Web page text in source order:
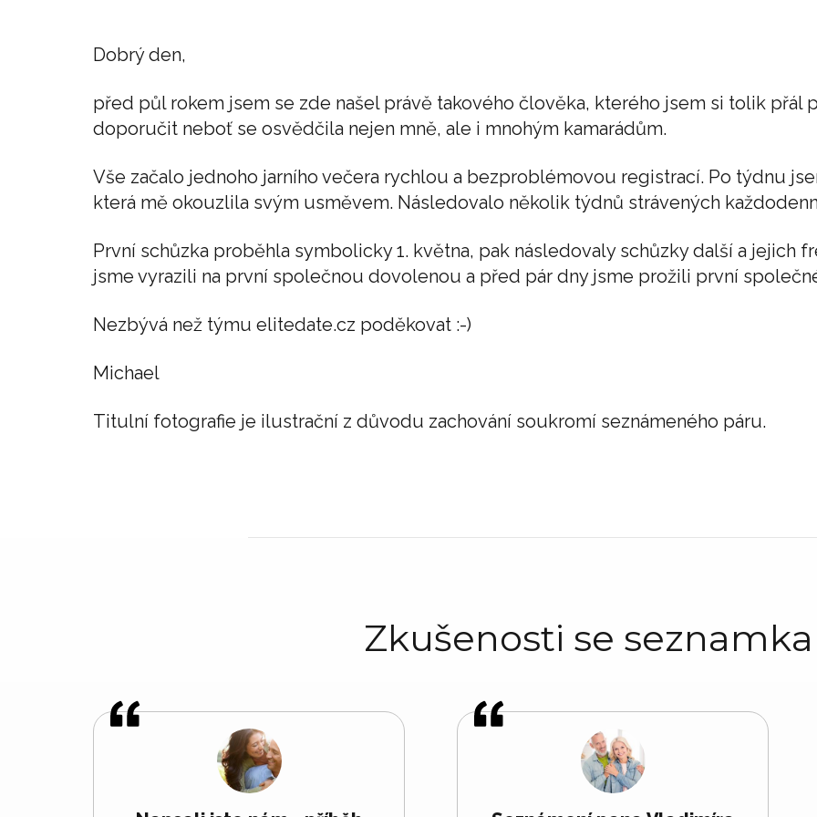
Dobrý den,
před půl rokem jsem se zde našel právě takového člověka, kterého jsem si tolik přál
doporučit neboť se osvědčila nejen mně, ale i mnohým kamarádům.
Vše začalo jednoho jarního večera rychlou a bezproblémovou registrací. Po týdnu
která mě okouzlila svým usměvem. Následovalo několik týdnů strávených
První schůzka proběhla symbolicky 1. května, pak následovaly schůzky další a jejich
jsme vyrazili na první společnou dovolenou a před pár dny jsme prožili první
Nezbývá než týmu elitedate.cz poděkovat :-)
Michael
Titulní fotografie je ilustrační z důvodu zachování soukromí seznámeného páru.
Zkušenosti se